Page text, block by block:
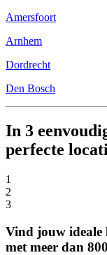
Amersfoort
Arnhem
Dordrecht
Den Bosch
In 3
perfecte
1
2
3
Vind jouw ideale
met meer dan